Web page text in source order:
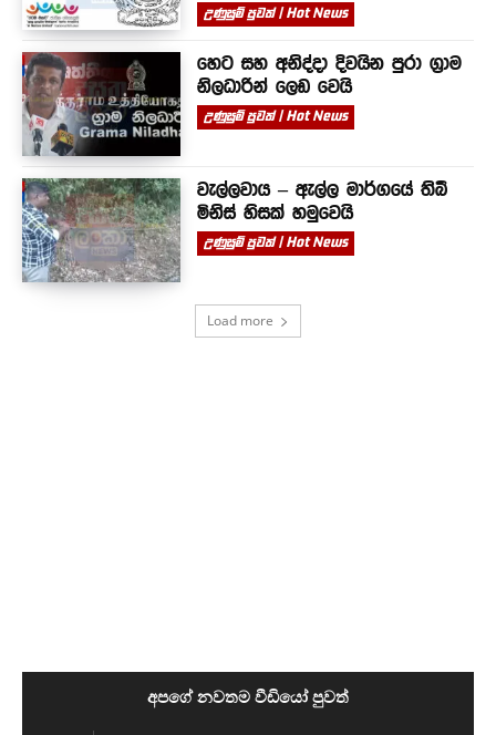
උණුසුම් පුවත් | Hot News
හෙට සහ අනිද්දා දිවයින පුරා ග්‍රාම
නිලධාරින් ලෙඩ වෙයි
උණුසුම් පුවත් | Hot News
වැල්ලවාය – ඇල්ල මාර්ගයේ තිබී
මිනිස් හිසක් හමුවෙයි
උණුසුම් පුවත් | Hot News
Load more
අපගේ නවතම වීඩියෝ පුවත්